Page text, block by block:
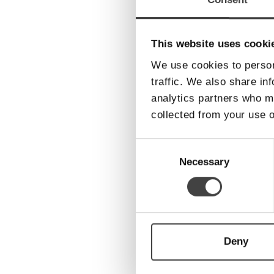
This website uses
We use cookies to
traffic. We also share
analytics partners who
collected from your use
Necessary
Deny